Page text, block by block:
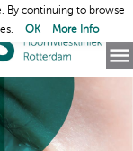
By continuing to browse
OK More Info